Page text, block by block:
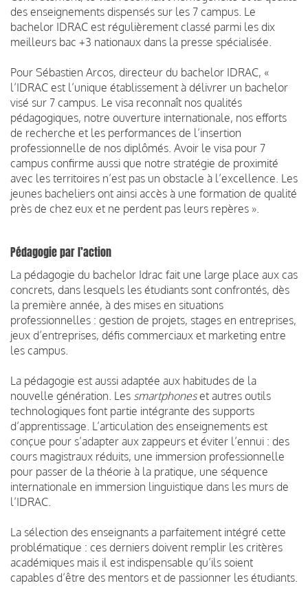
des enseignements dispensés sur les 7 campus. Le
bachelor IDRAC est régulièrement classé parmi les dix
meilleurs bac +3 nationaux dans la presse spécialisée.
Pour Sébastien Arcos, directeur du bachelor IDRAC, «
l’IDRAC est l’unique établissement à délivrer un bachelor
visé sur 7 campus. Le visa reconnaît nos qualités
pédagogiques, notre ouverture internationale, nos efforts
de recherche et les performances de l’insertion
professionnelle de nos diplômés. Avoir le visa pour 7
campus confirme aussi que notre stratégie de proximité
avec les territoires n’est pas un obstacle à l’excellence. Les
jeunes bacheliers ont ainsi accès à une formation de qualité
près de chez eux et ne perdent pas leurs repères ».
Pédagogie par l’action
La pédagogie du bachelor Idrac fait une large place aux cas
concrets, dans lesquels les étudiants sont confrontés, dès
la première année, à des mises en situations
professionnelles : gestion de projets, stages en entreprises,
jeux d’entreprises, défis commerciaux et marketing entre
les campus.
La pédagogie est aussi adaptée aux habitudes de la
nouvelle génération. Les smartphoneset autres outils
technologiques font partie intégrante des supports
d’apprentissage. L’articulation des enseignements est
conçue pour s’adapter aux zappeurs et éviter l’ennui : des
cours magistraux réduits, une immersion professionnelle
pour passer de la théorie à la pratique, une séquence
internationale en immersion linguistique dans les murs de
l’IDRAC.
La sélection des enseignants a parfaitement intégré cette
problématique : ces derniers doivent remplir les critères
académiques mais il est indispensable qu’ils soient
capables d’être des mentors et de passionner les étudiants.